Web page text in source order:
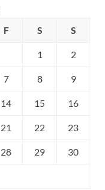
F S S
1 2
7 8 9
14 15 16
21 22 23
28 29 30